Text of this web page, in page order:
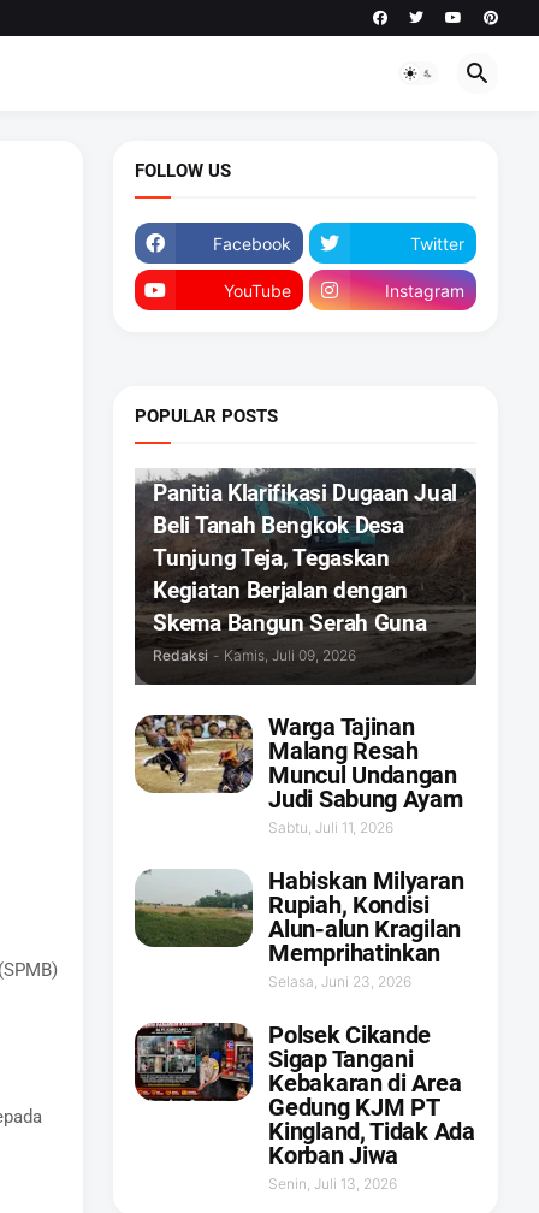
FOLLOW US
Facebook Twitter
YouTube Instagram
POPULAR POSTS
Panitia Klarifikasi Dugaan Jual
Beli Tanah Bengkok Desa
Tunjung Teja, Tegaskan
Kegiatan Berjalan dengan
Skema Bangun Serah Guna
Redaksi - Kamis, Juli 09, 2026
Warga Tajinan
Malang Resah
Muncul Undangan
Judi Sabung Ayam
Sabtu, Juli 11, 2026
Habiskan Milyaran
Rupiah, Kondisi
Alun-alun Kragilan
Memprihatinkan
Selasa, Juni 23, 2026
Polsek Cikande
Sigap Tangani
Kebakaran di Area
Gedung KJM PT
Kingland, Tidak Ada
Korban Jiwa
Senin, Juli 13, 2026